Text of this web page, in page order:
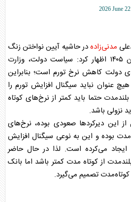
2026 June 22
مدنی‌زادهدر حاشیه آیین نواختن زنگ
آغاز معاملات بورس تابستان ۱۴۰۵ اظهار کرد: سیاست دولت، وزارت
دولت کاهش نرخ تورم است؛ بنابراین
عنوان نباید سیگنال افزایش تورم را
حتما باید کمتر از نرخ‌های کوتاه
نزولی باشد.
از این دیرکردها صعودی بوده، نرخ‌های
مدت بوده و این به نوعی سیگنال افزایش
ایجاد می‌کرده است. لذا در حال حاضر
از کوتاه مدت کمتر باشد اما بانک
تصمیم می‌گیرد.